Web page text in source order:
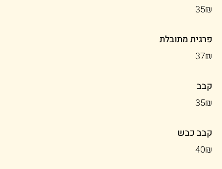
‏35 ‏₪
פרגית מתובלת
‏37 ‏₪
קבב
‏35 ‏₪
קבב כבש
‏40 ‏₪